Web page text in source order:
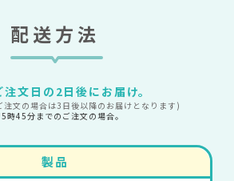
配送方法
注文日の2日後にお届け。
注文の場合は3日後以降のお届けとなります)
時45分までのご注文の場合。
製品